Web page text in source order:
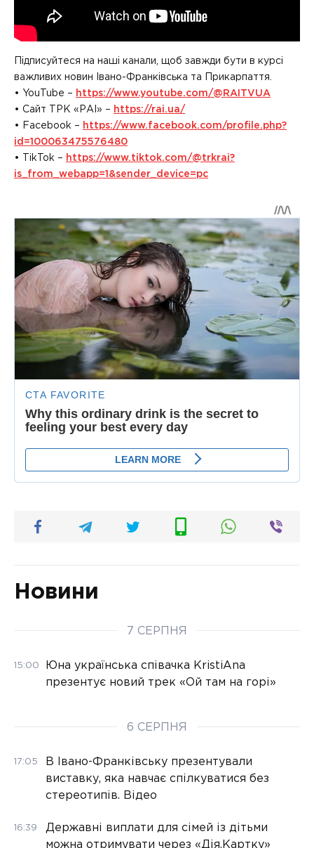
Підписуйтеся на наші канали, щоб завжди бути в курсі
важливих новин Івано-Франківська та Прикарпаття.
• YouTube – https://www.youtube.com/@RAITVUA
• Сайт ТРК «РАІ» – https://rai.ua/
• Facebook – https://www.facebook.com/profile.php?
id=100063475576480
• TikTok – https://www.tiktok.com/@trkrai?
is_from_webapp=1&sender_device=pc
Новини
7 СЕРПНЯ
15:00
Юна українська співачка KristiAna
презентує новий трек «Ой там на горі»
6 СЕРПНЯ
17:05
В Івано-Франківську презентували
виставку, яка навчає спілкуватися без
стереотипів. Відео
16:39
Державні виплати для сімей із дітьми
можна отримувати через «Дія.Картку»